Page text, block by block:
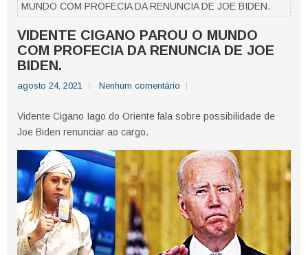
MUNDO COM PROFECIA DA RENUNCIA DE JOE BIDEN.
VIDENTE CIGANO PAROU O MUNDO
COM PROFECIA DA RENUNCIA DE JOE
BIDEN.
agosto 24, 2021 Nenhum comentário
Vidente Cigano Iago do Oriente fala sobre possibilidade de
Joe Biden renunciar ao cargo.